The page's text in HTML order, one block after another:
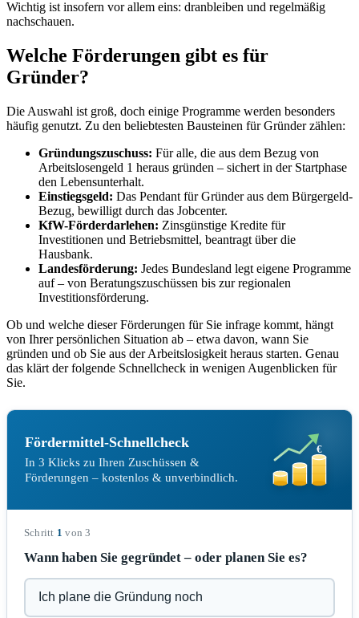
Wichtig ist insofern vor allem eins: dranbleiben und regelmäßig
nachschauen.
Welche Förderungen gibt es für
Gründer?
Die Auswahl ist groß, doch einige Programme werden besonders
häufig genutzt. Zu den beliebtesten Bausteinen für Gründer zählen:
Gründungszuschuss: Für alle, die aus dem Bezug von
Arbeitslosengeld 1 heraus gründen – sichert in der Startphase
den Lebensunterhalt.
Einstiegsgeld: Das Pendant für Gründer aus dem Bürgergeld-
Bezug, bewilligt durch das Jobcenter.
KfW-Förderdarlehen: Zinsgünstige Kredite für
Investitionen und Betriebsmittel, beantragt über die
Hausbank.
Landesförderung: Jedes Bundesland legt eigene Programme
auf – von Beratungszuschüssen bis zur regionalen
Investitionsförderung.
Ob und welche dieser Förderungen für Sie infrage kommt, hängt
von Ihrer persönlichen Situation ab – etwa davon, wann Sie
gründen und ob Sie aus der Arbeitslosigkeit heraus starten. Genau
das klärt der folgende Schnellcheck in wenigen Augenblicken für
Sie.
Fördermittel-Schnellcheck
In 3 Klicks zu Ihren Zuschüssen &
Förderungen – kostenlos & unverbindlich.
€
Schritt 1 von 3
Wann haben Sie gegründet – oder planen Sie es?
Ich plane die Gründung noch